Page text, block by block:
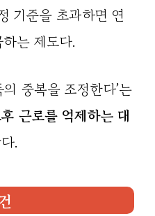
기준을 초과하면 연
는 제도다.
중복을 조정한다’는
근로를 억제하는 대
.